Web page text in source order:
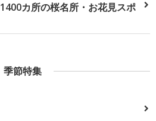
カ所の桜名所・お花見スポ
季節特集